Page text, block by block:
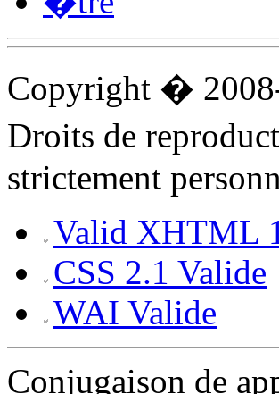
Copyright �
Droits de
strictement
Valid XHTML
CSS 2.1 Valide
WAI Valide
Conjugaison de